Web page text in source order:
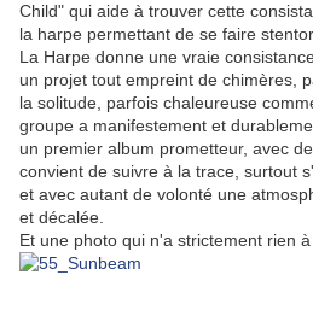
Child" qui aide à trouver cette
la harpe permettant de se faire
La Harpe donne une vraie
un projet tout empreint de chimères,
la solitude, parfois chaleureuse
groupe a manifestement et
un premier album prometteur, avec
convient de suivre à la trace, surtout
et avec autant de volonté une
et décalée.
Et une photo qui n'a strictement rien à